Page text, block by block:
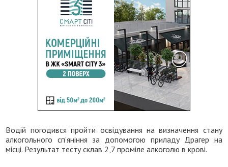
Водій погодився пройти освідування на визначення стану
алкогольного сп’яніння за допомогою приладу Драгер на
місці. Результат тесту склав 2,7 проміле алкоголю в крові.